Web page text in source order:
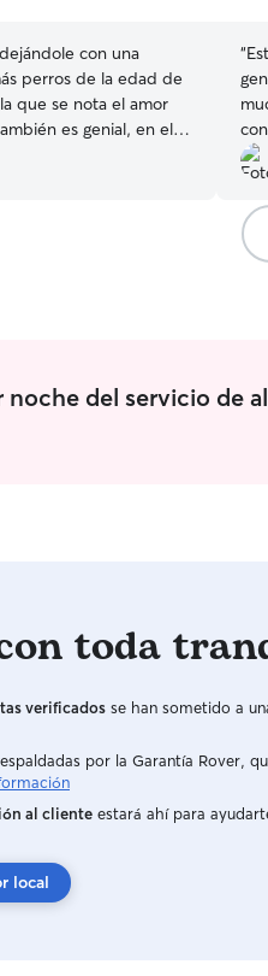
con una
perros de la edad de
que se nota el amor
es genial, en el
Muy agradecida
“
del servicio de
toda
verificados se han sometido a
por la Garantía Rover,
al cliente estará ahí para
local